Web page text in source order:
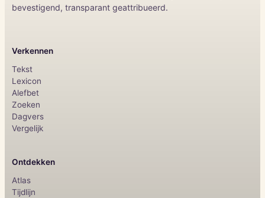
bevestigend, transparant geattribueerd.
Verkennen
Tekst
Lexicon
Alefbet
Zoeken
Dagvers
Vergelijk
Ontdekken
Atlas
Tijdlijn